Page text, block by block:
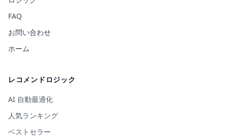
FAQ
お問い合わせ
ホーム
レコメンドロジック
AI 自動最適化
人気ランキング
ベストセラー